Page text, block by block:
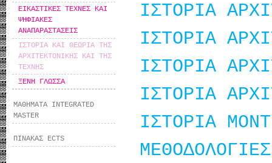
ΕΙΚΑΣΤΙΚΕΣ ΤΕΧΝΕΣ ΚΑΙ
ΨΗΦΙΑΚΕΣ
ΑΝΑΠΑΡΑΣΤΑΣΕΙΣ
ΙΣΤΟΡΙΑ ΚΑΙ ΘΕΩΡΙΑ ΤΗΣ
ΑΡΧΙΤΕΚΤΟΝΙΚΗΣ ΚΑΙ ΤΗΣ
ΤΕΧΝΗΣ
ΞΕΝΗ ΓΛΩΣΣΑ
ΜΑΘΗΜΑΤΑ INTEGRATED
MASTER
ΠΙΝΑΚΑΣ ECTS
ΙΣΤΟΡΙΑ
ΙΣΤΟΡΙΑ
ΙΣΤΟΡΙΑ
ΙΣΤΟΡΙΑ
ΙΣΤΟΡΙΑ